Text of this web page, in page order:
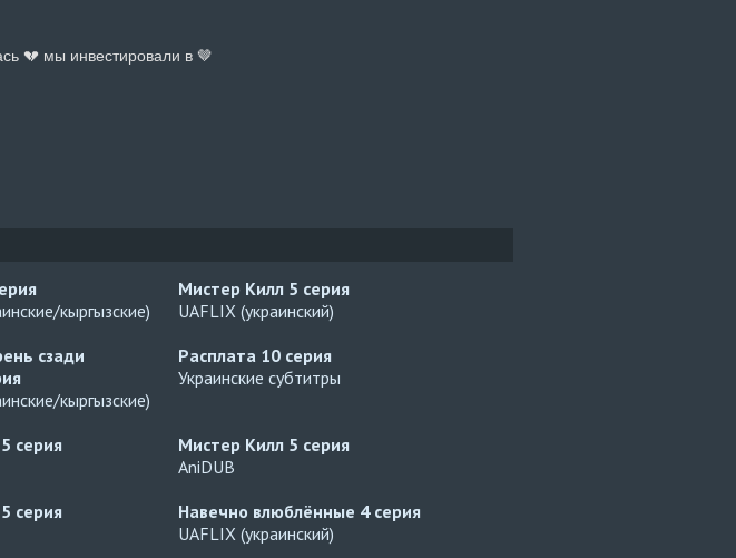
💔 мы инвестировали в 🤎
кыргызские)
Мистер Килл 5 серия
UAFLIX (украинский)
сзади
кыргызские)
Расплата 10 серия
Украинские субтитры
5 серия
Мистер Килл 5 серия
AniDUB
5 серия
Навечно влюблённые 4 серия
UAFLIX (украинский)